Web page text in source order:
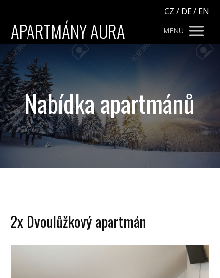
CZ / DE/ EN
APARTMÁNY AURA MENU
Nabídka apartmánů
2x Dvoulůžkový apartmán